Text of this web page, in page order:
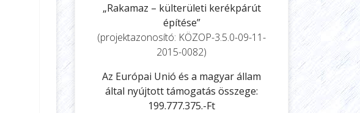
„Rakamaz – külterületi kerékpárút
építése”
(projektazonosító: KÖZOP-3.5.0-09-11-
2015-0082)
Az Európai Unió és a magyar állam
által nyújtott támogatás összege:
199.777.375.-Ft